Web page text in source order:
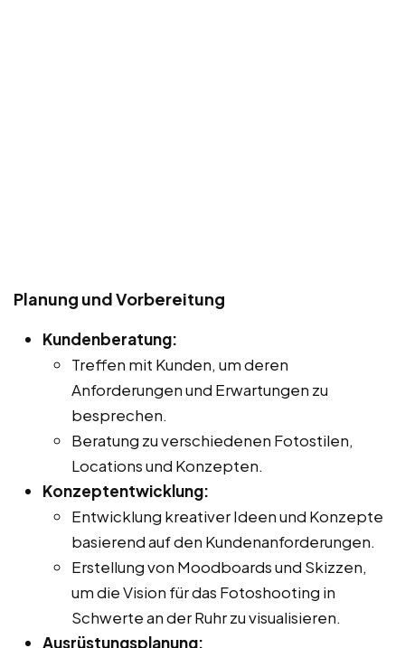
Planung und Vorbereitung
Kundenberatung:
Treffen mit Kunden, um deren
Anforderungen und Erwartungen zu
besprechen.
Beratung zu verschiedenen Fotostilen,
Locations und Konzepten.
Konzeptentwicklung:
Entwicklung kreativer Ideen und Konzepte
basierend auf den Kundenanforderungen.
Erstellung von Moodboards und Skizzen,
um die Vision für das Fotoshooting in
Schwerte an der Ruhr zu visualisieren.
Ausrüstungsplanung: